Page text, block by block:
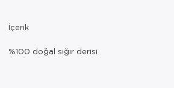
İçerik
%100 doğal sığır derisi